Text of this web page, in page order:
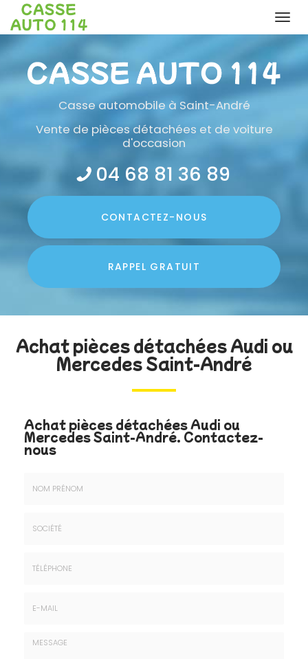
Aller
contenu
Casse automobile à Saint-André
Vente de pièces détachées et de voiture
d'occasion
04 68 81 36 89
CONTACTEZ- NOUS
RAPPEL GRATUIT
Achat pièces détachées Audi ou
Mercedes Saint-André
Achat pièces détachées Audi ou
Mercedes Saint-André. Contactez-
nous